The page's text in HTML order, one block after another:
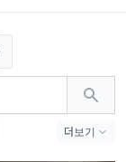
더보기